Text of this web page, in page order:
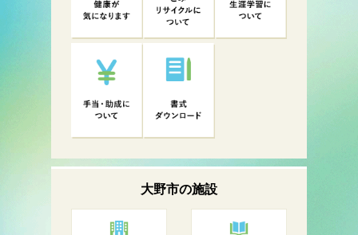
大野市の施設